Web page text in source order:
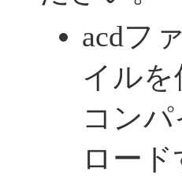
acdフ
イル
コン
ロード